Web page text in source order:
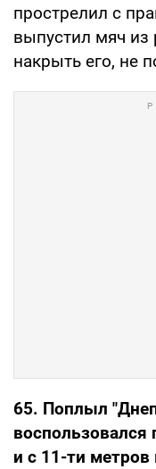
прострелил с
выпустил мяч из
накрыть его, не
65. Поплыл
воспользовался
и с 11-ти метров